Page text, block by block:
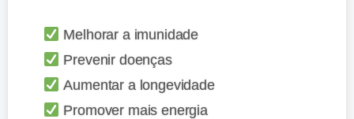
Melhorar a imunidade
Prevenir doenças
Aumentar a longevidade
Promover mais energia